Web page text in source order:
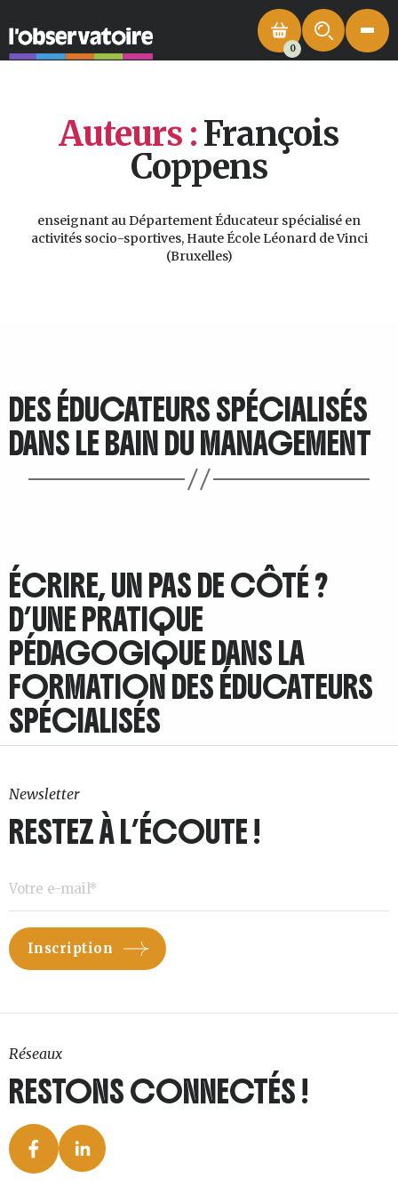
0
Auteurs :François
Coppens
enseignant au Département Éducateur spécialisé en
activités socio-sportives, Haute École Léonard de Vinci
(Bruxelles)
DES ÉDUCATEURS SPÉCIALISÉS
DANS LE BAIN DU MANAGEMENT
ÉCRIRE, UN PAS DE CÔTÉ ?
D’UNE PRATIQUE
PÉDAGOGIQUE DANS LA
FORMATION DES ÉDUCATEURS
SPÉCIALISÉS
Newsletter
RESTEZ À L’ÉCOUTE !
Réseaux
RESTONS CONNECTÉS !